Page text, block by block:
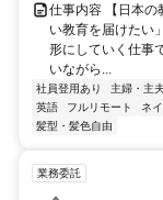
仕事内容 【日本の
い教育を届けたい
形にしていく仕事
いながら...
社員登用あり 主婦・主
英語
フルリモート ネ
髪型・髪色自由
業務委託